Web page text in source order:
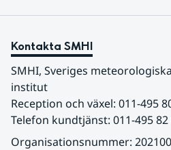
Kontakta SMHI
SMHI, Sveriges
institut
Reception och växel: 011-495
Telefon kundtjänst: 011-495 82
Organisationsnummer: